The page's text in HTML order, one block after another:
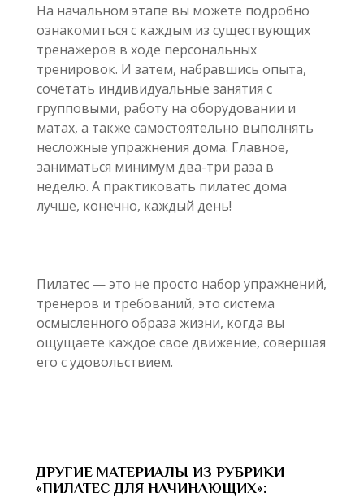
На начальном этапе вы можете подробно
ознакомиться с каждым из существующих
тренажеров в ходе персональных
тренировок. И затем, набравшись опыта,
сочетать индивидуальные занятия с
групповыми, работу на оборудовании и
матах, а также самостоятельно выполнять
несложные упражнения дома. Главное,
заниматься минимум два-три раза в
неделю. А практиковать пилатес дома
лучше, конечно, каждый день!
Пилатес — это не просто набор упражнений,
тренеров и требований, это система
осмысленного образа жизни, когда вы
ощущаете каждое свое движение, совершая
его с удовольствием.
ДРУГИЕ МАТЕРИАЛЫ ИЗ РУБРИКИ
«ПИЛАТЕС ДЛЯ НАЧИНАЮЩИХ»: